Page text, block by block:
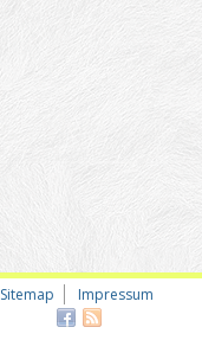
Sitemap Impressum